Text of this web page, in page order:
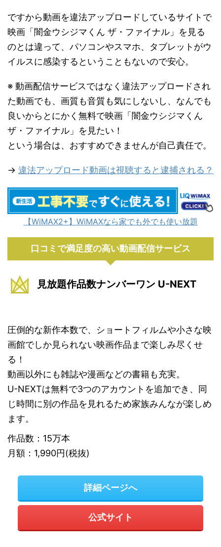
ですから動画を違法アップロードしているサイトで
映画「闇金ウシジマくん ザ・ファイナル」を見る
のとは違って、パソコンやスマホ、タブレットがウ
イルスに感染するということもないので安心。
※ 動画配信サービスではなく違法アップロードされ
た動画でも、画質も音質も気にしないし、なんでも
良いからとにかく無料で映画「闇金ウシジマくん
ザ・ファイナル」を見たい！
という場合は、おすすめできませんが自己責任で。
→ 違法アップロード動画は視聴すると逮捕される？
【WiMAX2+】WiMAXなら家でも外でも使い放題
口コミで満足度の高い動画配信サービス
見放題作品数ナンバーワン U-NEXT
圧倒的な新作本数で、ショートフィルムや小さな映
画館でしか見られない映画作品まで楽しみ尽くせ
る！
動画以外にも雑誌や漫画などの書籍も充実。
U-NEXTは無料で3つのアカウントを追加でき、同
じ時間に別の作品を見れるため家族みんなが楽しめ
ます。
作品数：15万本
月額：1,990円(税抜)
詳細ページへ
公式サイト